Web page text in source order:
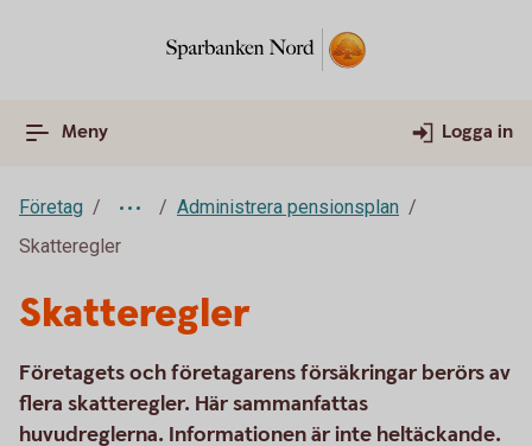
Meny Logga in
Företag
Administrera pensionsplan
Skatteregler
Skatteregler
Företagets och företagarens försäkringar berörs av
flera skatteregler. Här sammanfattas
huvudreglerna. Informationen är inte heltäckande.